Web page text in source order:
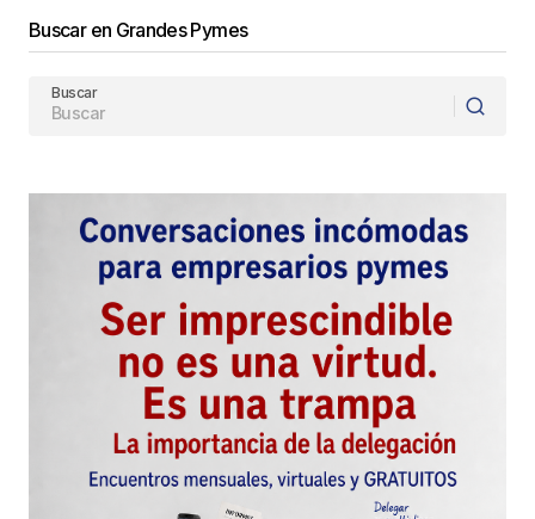
Buscar en Grandes Pymes
Buscar